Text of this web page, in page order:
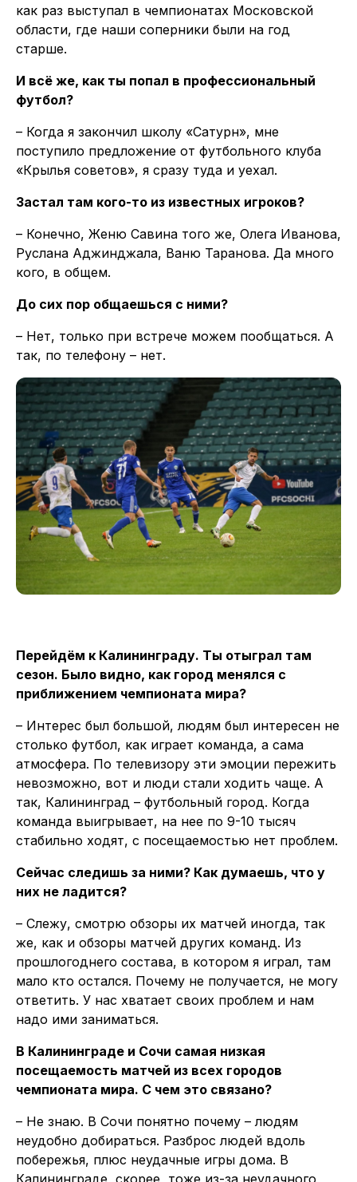
как раз выступал в чемпионатах Московской
области, где наши соперники были на год
старше.
И всё же, как ты попал в профессиональный
футбол?
– Когда я закончил школу «Сатурн», мне
поступило предложение от футбольного клуба
«Крылья советов», я сразу туда и уехал.
Застал там кого-то из известных игроков?
– Конечно, Женю Савина того же, Олега Иванова,
Руслана Аджинджала, Ваню Таранова. Да много
кого, в общем.
До сих пор общаешься с ними?
– Нет, только при встрече можем пообщаться. А
так, по телефону – нет.
Перейдём к Калининграду. Ты отыграл там
сезон. Было видно, как город менялся с
приближением чемпионата мира?
– Интерес был большой, людям был интересен не
столько футбол, как играет команда, а сама
атмосфера. По телевизору эти эмоции пережить
невозможно, вот и люди стали ходить чаще. А
так, Калининград – футбольный город. Когда
команда выигрывает, на нее по 9-10 тысяч
стабильно ходят, с посещаемостью нет проблем.
Сейчас следишь за ними? Как думаешь, что у
них не ладится?
– Слежу, смотрю обзоры их матчей иногда, так
же, как и обзоры матчей других команд. Из
прошлогоднего состава, в котором я играл, там
мало кто остался. Почему не получается, не могу
ответить. У нас хватает своих проблем и нам
надо ими заниматься.
В Калининграде и Сочи самая низкая
посещаемость матчей из всех городов
чемпионата мира. С чем это связано?
– Не знаю. В Сочи понятно почему – людям
неудобно добираться. Разброс людей вдоль
побережья, плюс неудачные игры дома. В
Калининграде, скорее, тоже из-за неудачного